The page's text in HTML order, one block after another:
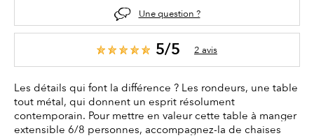
Une question ?
5/5 2 avis
Les détails qui font la différence ? Les rondeurs, une table
tout métal, qui donnent un esprit résolument
contemporain. Pour mettre en valeur cette table à manger
extensible 6/8 personnes, accompagnez-la de chaises